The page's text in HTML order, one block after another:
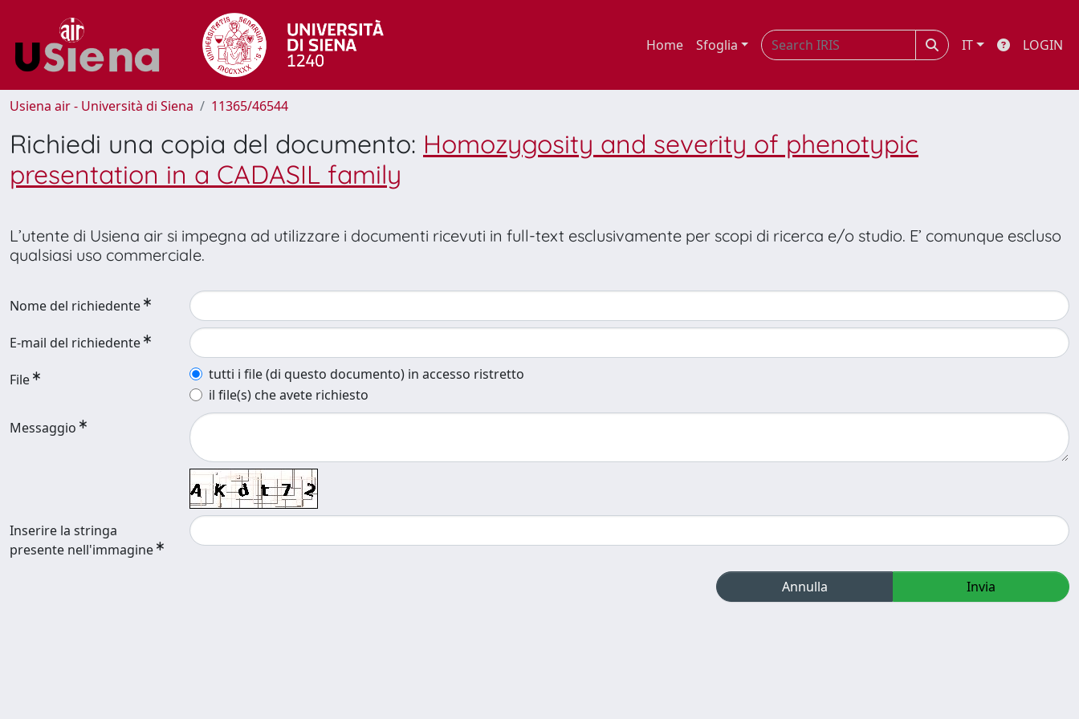
Home Sfoglia IT LOGIN
Usiena air - Università di Siena 11365/46544
Richiedi una copia del documento: Homozygosity and severity of phenotypic
presentation in a CADASIL family
L’utente di Usiena air si impegna ad utilizzare i documenti ricevuti in full-text esclusivamente per scopi di ricerca e/o studio. E’ comunque escluso
qualsiasi uso commerciale.
Nome del richiedente
E-mail del richiedente
File
tutti i file (di questo documento) in accesso ristretto
il file(s) che avete richiesto
Messaggio
Inserire la stringa
presente nell'immagine
Annulla Invia